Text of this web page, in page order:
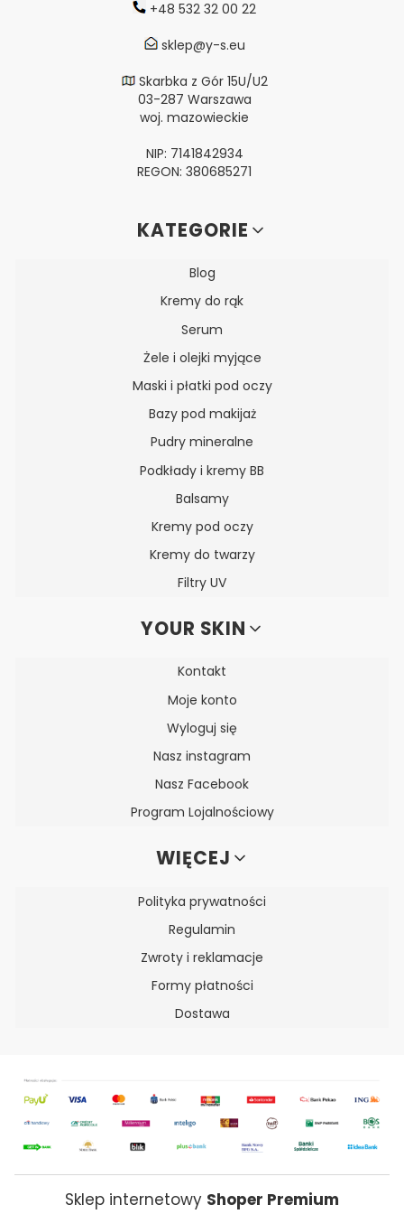
+48 532 32 00 22
sklep@y-s.eu
Skarbka z Gór 15U/U2
03-287 Warszawa
woj. mazowieckie
NIP: 7141842934
REGON: 380685271
Linki w stopceKATEGORIE
Blog
Kremy do rąk
Serum
Żele i olejki myjące
Maski i płatki pod oczy
Bazy pod makijaż
Pudry mineralne
Podkłady i kremy BB
Balsamy
Kremy pod oczy
Kremy do twarzy
Filtry UV
YOUR SKIN
Kontakt
Moje konto
Wyloguj się
Nasz instagram
Nasz Facebook
Program Lojalnościowy
WIĘCEJ
Polityka prywatności
Regulamin
Zwroty i reklamacje
Formy płatności
Dostawa
Sklep internetowy Shoper Premium